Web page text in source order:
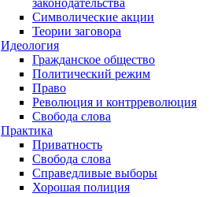
законодательства
Символические акции
Теории заговора
Идеология
Гражданское общество
Политический режим
Право
Революция и контрреволюция
Свобода слова
Практика
Приватность
Свобода слова
Справедливые выборы
Хорошая полиция